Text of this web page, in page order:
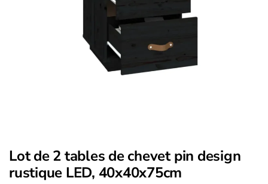
Lot de 2 tables de chevet pin design
rustique LED, 40x40x75cm